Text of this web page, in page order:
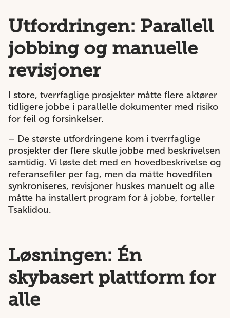
Utfordringen: Parallell
jobbing og manuelle
revisjoner
I store, tverrfaglige prosjekter måtte flere aktører
tidligere jobbe i parallelle dokumenter med risiko
for feil og forsinkelser.
– De største utfordringene kom i tverrfaglige
prosjekter der flere skulle jobbe med beskrivelsen
samtidig. Vi løste det med en hovedbeskrivelse og
referansefiler per fag, men da måtte hovedfilen
synkroniseres, revisjoner huskes manuelt og alle
måtte ha installert program for å jobbe, forteller
Tsaklidou.
Løsningen: Én
skybasert plattform for
alle